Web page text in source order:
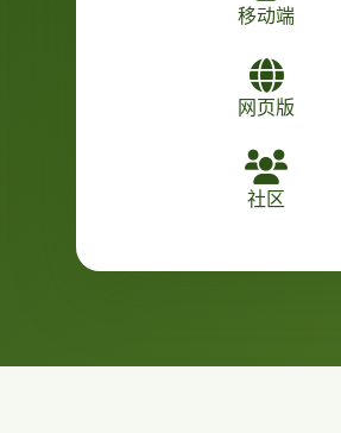
移动端
网页版
社区